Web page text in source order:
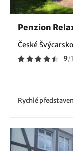
Penzion
České Švýcarsko
9/
Rychlé